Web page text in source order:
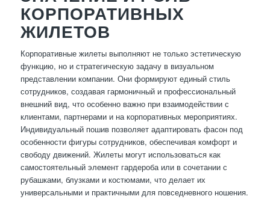
КОРПОРАТИВНЫХ
ЖИЛЕТОВ
Корпоративные жилеты выполняют не только эстетическую
функцию, но и стратегическую задачу в визуальном
представлении компании. Они формируют единый стиль
сотрудников, создавая гармоничный и профессиональный
внешний вид, что особенно важно при взаимодействии с
клиентами, партнерами и на корпоративных мероприятиях.
Индивидуальный пошив позволяет адаптировать фасон под
особенности фигуры сотрудников, обеспечивая комфорт и
свободу движений. Жилеты могут использоваться как
самостоятельный элемент гардероба или в сочетании с
рубашками, блузками и костюмами, что делает их
универсальными и практичными для повседневного ношения.